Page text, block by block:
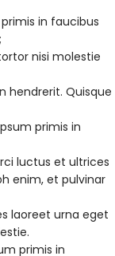
in faucibus
nisi molestie
hendrerit. Quisque
primis in
luctus et ultrices
enim, et pulvinar
laoreet urna eget
primis in